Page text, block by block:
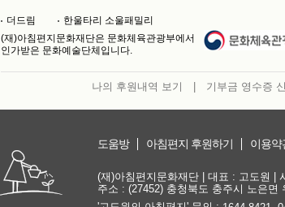
더드림
한울타리 소울패밀리
(재)아침편지문화재단은 문화체육관광부에서
인가받은 문화예술단체입니다.
나의 후원내역 보기 기부금 영수증
도움방 아침편지 후원하기 이용약
(재)아침편지문화재단 | 대표 : 고도원 |
주소 : (27452) 충청북도 충주시 노은면